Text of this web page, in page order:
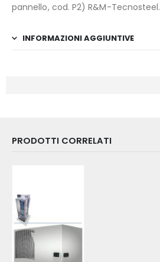
pannello, cod. P2) R&M-Tecnosteel.
INFORMAZIONI AGGIUNTIVE
PRODOTTI CORRELATI